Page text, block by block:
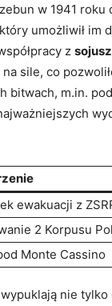
w 1941 roku
umożliwił im
z
na sile, co
bitwach, m.in.
ewakuacji z
2 Korpusu
Monte Cassino
nie